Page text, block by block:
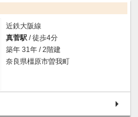
近鉄大阪線
真菅駅 / 徒歩4分
築年 31年 / 2階建
奈良県橿原市曽我町